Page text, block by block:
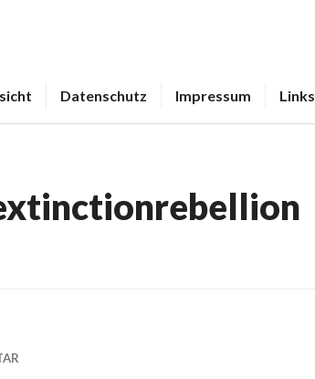
Datenschutz Impressum Links